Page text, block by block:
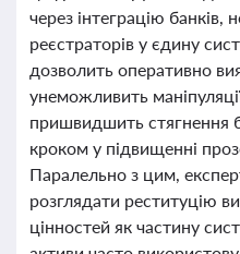
через інтеграцію банків,
реєстраторів у єдину
дозволить оперативно
унеможливить
пришвидшить стягнення
кроком у підвищенні
Паралельно з цим,
розглядати реституцію
цінностей як частину